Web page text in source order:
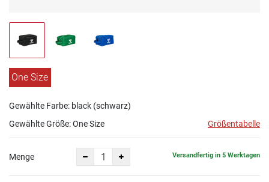
One Size
Gewählte Farbe: black (schwarz)
Gewählte Größe:One Size Größentabelle
Menge Versandfertig in 5 Werktagen